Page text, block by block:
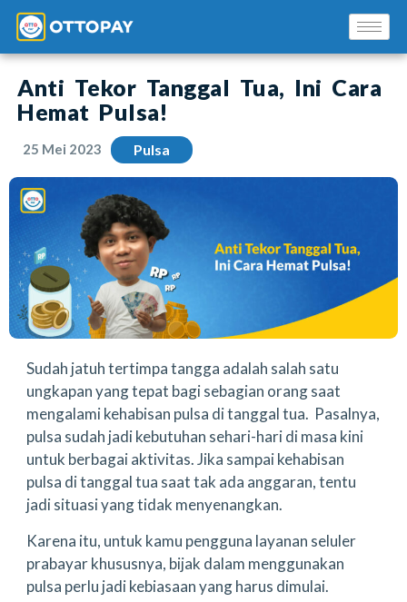
Anti Tekor Tanggal Tua, Ini Cara
Hemat Pulsa!
25 Mei 2023 Pulsa
Sudah jatuh tertimpa tangga adalah salah satu
ungkapan yang tepat bagi sebagian orang saat
mengalami kehabisan pulsa di tanggal tua. Pasalnya,
pulsa sudah jadi kebutuhan sehari-hari di masa kini
untuk berbagai aktivitas. Jika sampai kehabisan
pulsa di tanggal tua saat tak ada anggaran, tentu
jadi situasi yang tidak menyenangkan.
Karena itu, untuk kamu pengguna layanan seluler
prabayar khususnya, bijak dalam menggunakan
pulsa perlu jadi kebiasaan yang harus dimulai.
Solusi Kami
Blog
Promo Mitra
INSTAL SEKARANG